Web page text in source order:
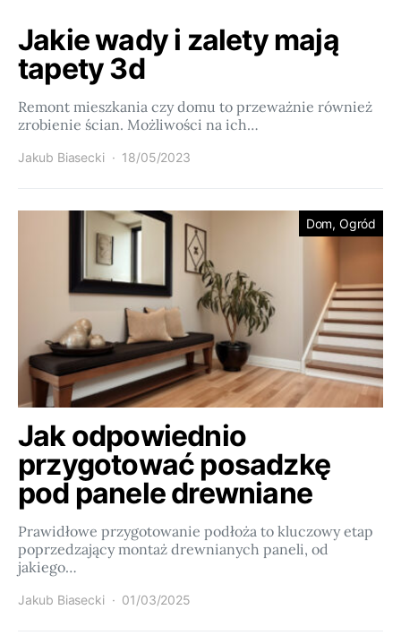
Jakie wady i zalety mają
tapety 3d
Remont mieszkania czy domu to przeważnie również
zrobienie ścian. Możliwości na ich…
Jakub Biasecki 18/05/2023
Dom, Ogród
Jak odpowiednio
przygotować posadzkę
pod panele drewniane
Prawidłowe przygotowanie podłoża to kluczowy etap
poprzedzający montaż drewnianych paneli, od
jakiego…
Jakub Biasecki 01/03/2025